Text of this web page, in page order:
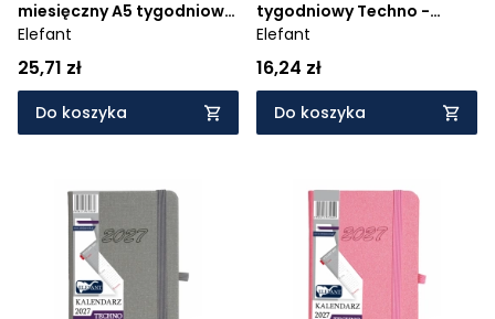
miesięczny A5 tygodniowy
Hip Hop - atramentowy
Elefant
25,71 zł
Do koszyka
tygodniowy Techno -
turkusowy
Elefant
16,24 zł
Do koszyka